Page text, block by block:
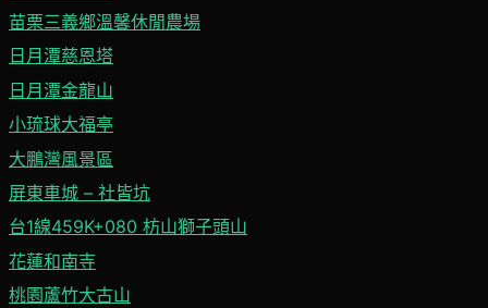
苗栗三義鄉溫馨休閒農場
日月潭慈恩塔
日月潭金龍山
小琉球大福亭
大鵬灣風景區
屏東車城 – 社皆坑
台1線459K+080 枋山獅子頭山
花蓮和南寺
桃園蘆竹大古山